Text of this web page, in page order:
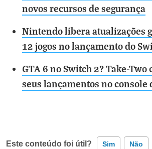
novos recursos de segurança
Nintendo libera atualizações
12 jogos no lançamento do
GTA 6 no Switch 2? Take-Two
seus lançamentos no console
Este conteúdo foi útil? Sim Não